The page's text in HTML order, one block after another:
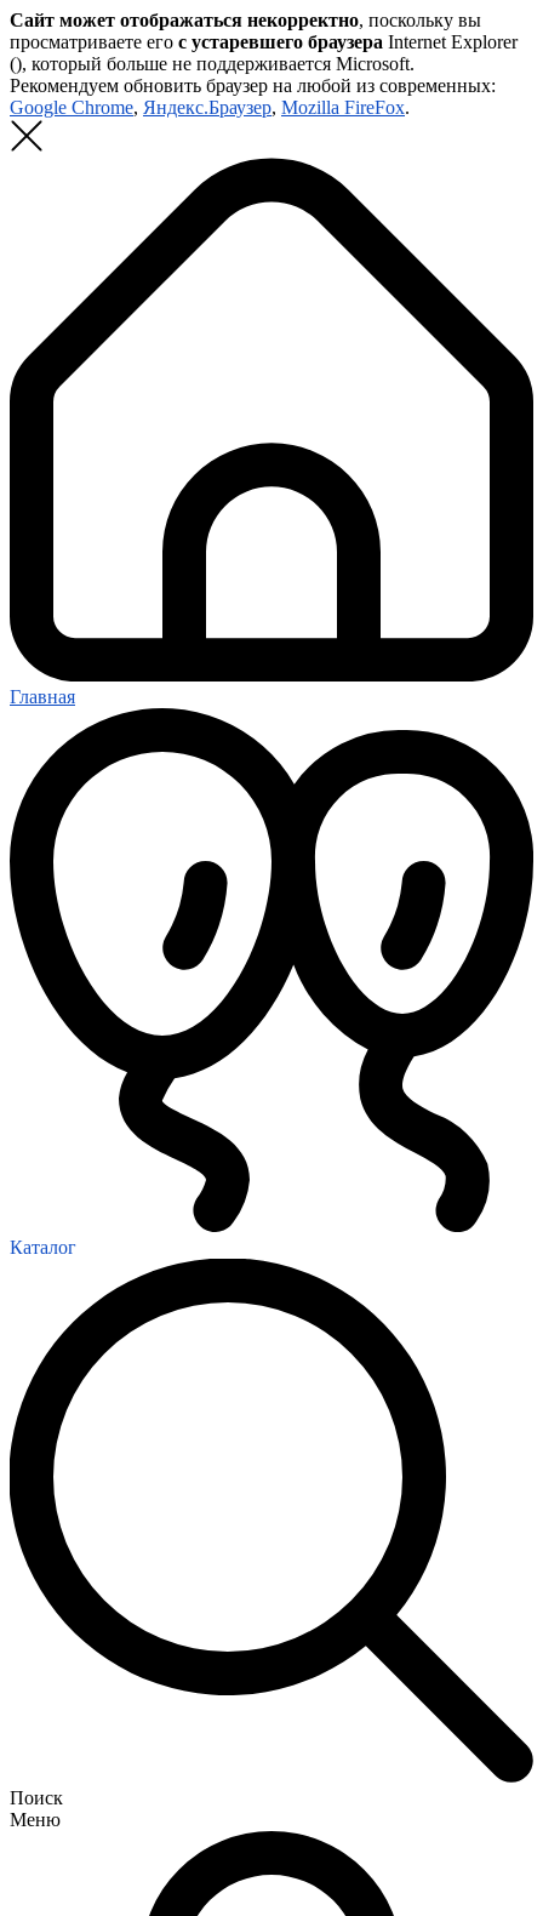
Сайт может отображаться некорректно, поскольку вы
просматриваете его с устаревшего браузера Internet Explorer
(), который больше не поддерживается Microsoft.
Рекомендуем обновить браузер на любой из современных:
Google Chrome, Яндекс.Браузер, Mozilla FireFox.
Главная
Каталог
Поиск
Меню